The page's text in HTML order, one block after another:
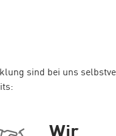
sind bei uns